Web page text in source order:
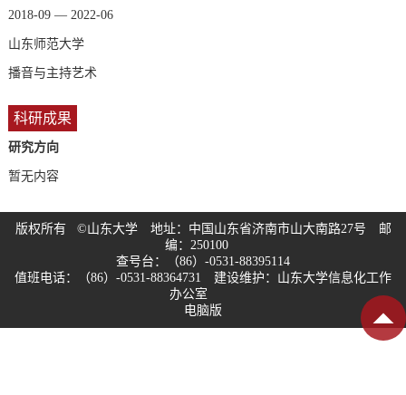
2018-09 — 2022-06
山东师范大学
播音与主持艺术
科研成果
研究方向
暂无内容
版权所有 ©山东大学 地址：中国山东省济南市山大南路27号 邮
编：250100
查号台：（86）-0531-88395114
值班电话：（86）-0531-88364731 建设维护：山东大学信息化工作
办公室
电脑版